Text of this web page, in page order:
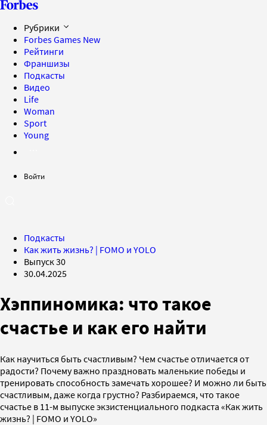
Рубрики
Forbes Games New
Рейтинги
Франшизы
Подкасты
Видео
Life
Woman
Sport
Young
Войти
Подкасты
Как жить жизнь? | FOMO и YOLO
Выпуск 30
30.04.2025
Хэппиномика: что такое
счастье и как его найти
Как научиться быть счастливым? Чем счастье отличается от
радости? Почему важно праздновать маленькие победы и
тренировать способность замечать хорошее? И можно ли быть
счастливым, даже когда грустно? Разбираемся, что такое
счастье в 11-м выпуске экзистенциального подкаста «Как жить
жизнь? | FOMO и YOLO»